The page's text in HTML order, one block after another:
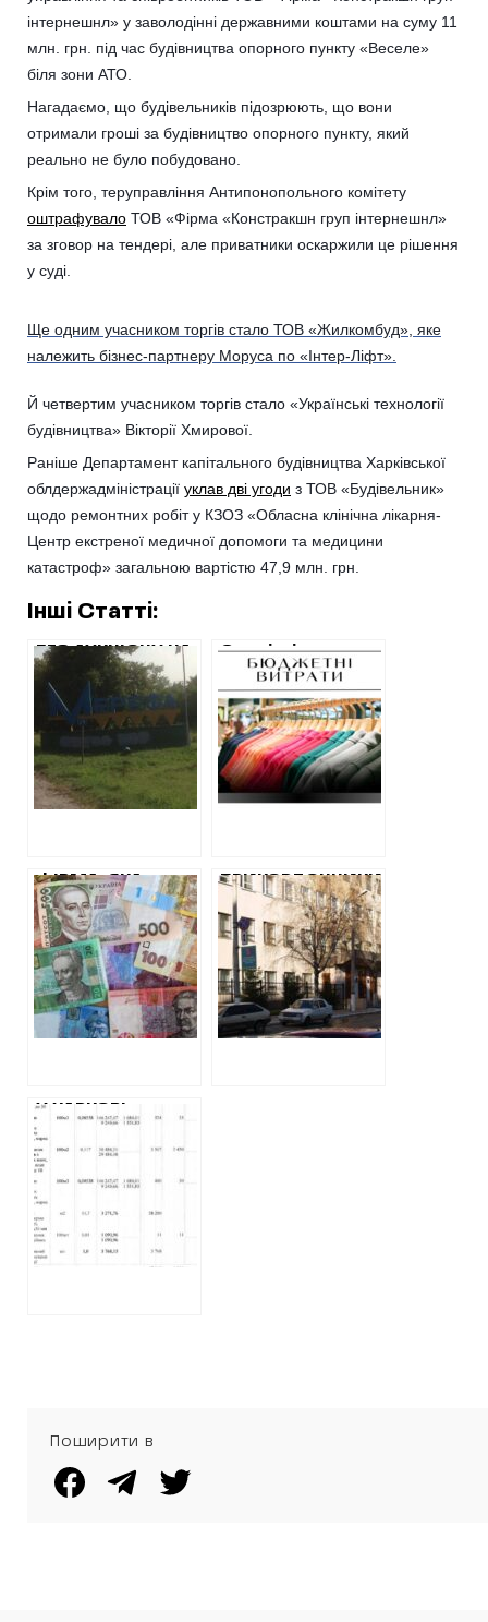
інтернешнл» у заволодінні державними коштами на суму 11
млн. грн. під час будівництва опорного пункту «Веселе»
біля зони АТО.
Нагадаємо, що будівельників підозрюють, що вони
отримали гроші за будівництво опорного пункту, який
реально не було побудовано.
Крім того, теруправління Антипонопольного комітету
оштрафувало ТОВ «Фірма «Констракшн груп інтернешнл»
за зговор на тендері, але приватники оскаржили це рішення
у суді.
Ще одним учасником торгів стало ТОВ «Жилкомбуд», яке
належить бізнес-партнеру Моруса по «Інтер-Ліфт».
Й четвертим учасником торгів стало «Українські технології
будівництва» Вікторії Хмирової.
Раніше Департамент капітального будівництва Харківської
облдержадміністрації уклав дві угоди з ТОВ «Будівельник»
щодо ремонтних робіт у КЗОЗ «Обласна клінічна лікарня-
Центр екстреної медичної допомоги та медицини
катастроф» загальною вартістю 47,9 млн. грн.
Інші Статті:
БЕЗ АУКЦІОНУ НА
РЕМОНТ ЛІКАРНІ
У МЕРЕФІ
ВИТРАТЯТЬ 1,5
МІЛЬЙОНА
Сумнівні витрати
харківської
поліклініки:
футболки та
кросівки по 5 000
ФІРМА, ЯКА
ПЕРЕБУВАЄ ПІД
СЛІДСТВОМ,
ОТРИМАЄ ВІД
ХАРКІВСЬКОЇ ОДА
26 МІЛЬЙОНІВ НА
РЕМОНТ
ЛІКАРЕНЬ
ПРИКОРДОННИКИ
БЕЗ ТЕНДЕРУ
ЗАМОВИЛИ
РЕМОНТ ПОКРІВЛІ
ФІРМІ З
«ЧОРНОГО
СПИСКУ» АМКУ І
ЯКУ
У ХАРКОВІ
ПЕРИНАТАЛЬНИЙ
ЦЕНТР БЕЗ
АУКЦІОНУ
ЗАМОВИВ
РЕМОНТ. ЗА
СВІТИЛЬНИКИ
ПЕРЕПЛАЧУЮТЬ В
Поширити в